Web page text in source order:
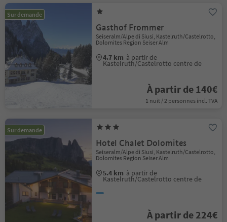
Sur demande
Gasthof Frommer
Seiseralm/Alpe di Siusi, Kastelruth/Castelrotto,
Dolomites Region Seiser Alm
4.7 km à partir de
Kastelruth/Castelrotto centre de
À partir de 140€
1 nuit / 2 personnes incl. TVA
Sur demande
Hotel Chalet Dolomites
Seiseralm/Alpe di Siusi, Kastelruth/Castelrotto,
Dolomites Region Seiser Alm
5.4 km à partir de
Kastelruth/Castelrotto centre de
À partir de 224€